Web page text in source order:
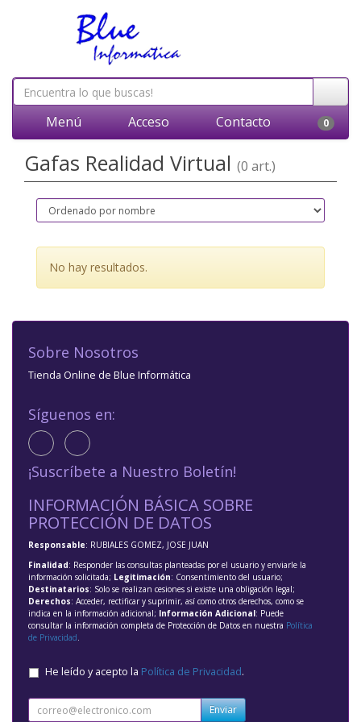
Menú Acceso Contacto 0
Gafas Realidad Virtual (0 art.)
No hay resultados.
Sobre Nosotros
Tienda Online de Blue Informática
Síguenos en:
¡Suscríbete a Nuestro Boletín!
INFORMACIÓN BÁSICA SOBRE
PROTECCIÓN DE DATOS
Responsable: RUBIALES GOMEZ, JOSE JUAN
Finalidad: Responder las consultas planteadas por el usuario y enviarle la
información solicitada; Legitimación: Consentimiento del usuario;
Destinatarios: Solo se realizan cesiones si existe una obligación legal;
Derechos: Acceder, rectificar y suprimir, así como otros derechos, como se
indica en la información adicional; Información Adicional: Puede
consultar la información completa de Protección de Datos en nuestra Política
de Privacidad.
He leído y acepto la Política de Privacidad.
Enviar